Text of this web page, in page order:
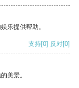
乐提供帮助。
支持[0] 反对[0]
美景。